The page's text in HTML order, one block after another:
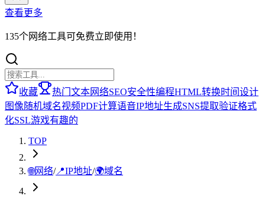
查看更多
135个网络工具可免费立即使用！
收藏 热门 文本网络SEO安全性编程HTML转换时间设计
图像随机域名视频PDF计算语音IP地址生成SNS提取验证格式
化SSL游戏有趣的
TOP
🌐网络/📍IP地址/🌍域名